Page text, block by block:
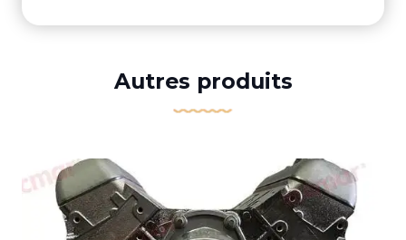
Autres produits